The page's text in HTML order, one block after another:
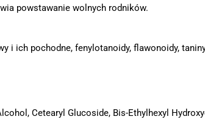
powstawanie wolnych rodników.
i ich pochodne, fenylotanoidy, flawonoidy,
Cetearyl Glucoside, Bis-Ethylhexyl